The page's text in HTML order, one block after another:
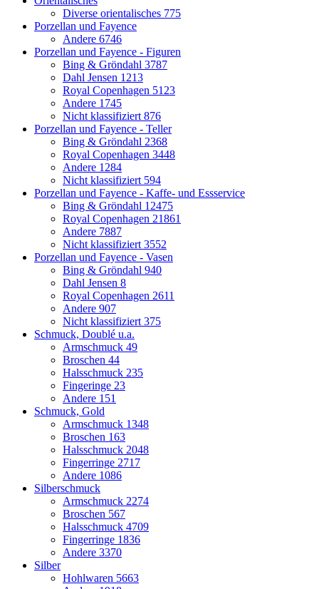
Diverse orientalisches 775
Porzellan und Fayence
Andere 6746
Porzellan und Fayence - Figuren
Bing & Gröndahl 3787
Dahl Jensen 1213
Royal Copenhagen 5123
Andere 1745
Nicht klassifiziert876
Porzellan und Fayence - Teller
Bing & Gröndahl 2368
Royal Copenhagen 3448
Andere 1284
Nicht klassifiziert 594
Porzellan und Fayence - Kaffe- und Essservice
Bing & Gröndahl 12475
Royal Copenhagen 21861
Andere 7887
Nicht klassifiziert3552
Porzellan und Fayence - Vasen
Bing & Gröndahl 940
Dahl Jensen 8
Royal Copenhagen 2611
Andere 907
Nicht klassifiziert375
Schmuck, Doublé u.a.
Armschmuck 49
Broschen 44
Halsschmuck 235
Fingeringe 23
Andere 151
Schmuck, Gold
Armschmuck 1348
Broschen 163
Halsschmuck 2048
Fingerringe 2717
Andere 1086
Silberschmuck
Armschmuck 2274
Broschen 567
Halsschmuck 4709
Fingerringe 1836
Andere 3370
Silber
Hohlwaren 5663